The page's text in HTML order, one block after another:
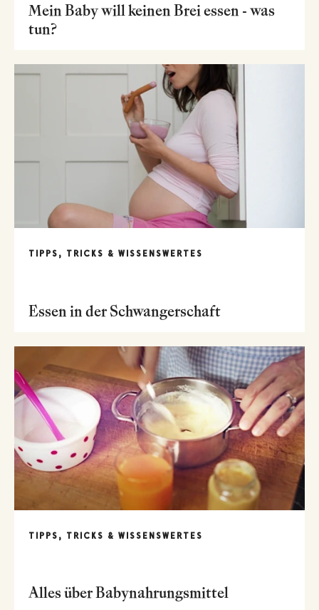
Mein Baby will keinen Brei essen - was
tun?
TIPPS, TRICKS & WISSENSWERTES
Essen in der Schwangerschaft
TIPPS, TRICKS & WISSENSWERTES
Alles über Babynahrungsmittel